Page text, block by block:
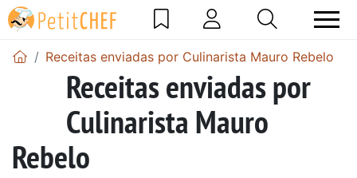
Receitas enviadas por Culinarista Mauro Rebelo
Receitas enviadas por
Culinarista Mauro
Rebelo